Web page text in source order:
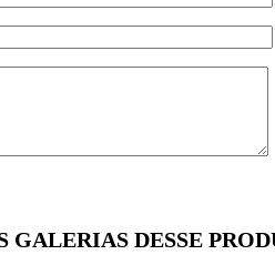
GALERIAS DESSE